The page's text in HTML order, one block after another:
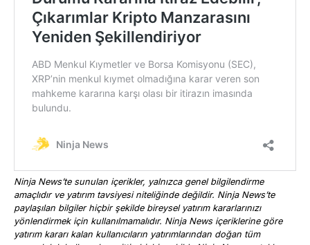
Ninja News’te sunulan içerikler, yalnızca genel bilgilendirme
amaçlıdır ve yatırım tavsiyesi niteliğinde değildir. Ninja News’te
paylaşılan bilgiler hiçbir şekilde bireysel yatırım kararlarınızı
yönlendirmek için kullanılmamalıdır. Ninja News içeriklerine göre
yatırım kararı kalan kullanıcıların yatırımlarından doğan tüm